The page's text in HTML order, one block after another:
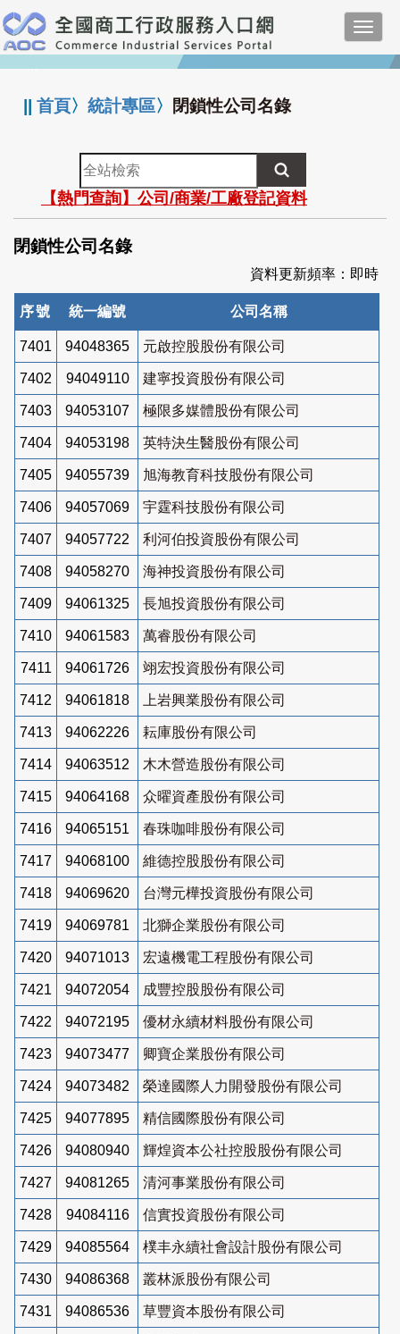
跳
到
主
要
:::
||首頁〉統計專區〉 閉鎖性公司名錄
全
站
檢
索
【熱門查詢】公司/商業/工廠登記資料
閉鎖性公司名錄
資料更新頻率：即時
序號 統一編號 公司名稱
7401 94048365 元啟控股股份有限公司
7402 94049110 建寧投資股份有限公司
7403 94053107 極限多媒體股份有限公司
7404 94053198 英特決生醫股份有限公司
7405 94055739 旭海教育科技股份有限公司
7406 94057069 宇霆科技股份有限公司
7407 94057722 利河伯投資股份有限公司
7408 94058270 海神投資股份有限公司
7409 94061325 長旭投資股份有限公司
7410 94061583 萬睿股份有限公司
7411 94061726 翊宏投資股份有限公司
7412 94061818 上岩興業股份有限公司
7413 94062226 耘庫股份有限公司
7414 94063512 木木營造股份有限公司
7415 94064168 众曜資產股份有限公司
7416 94065151 春珠咖啡股份有限公司
7417 94068100 維德控股股份有限公司
7418 94069620 台灣元樺投資股份有限公司
7419 94069781 北獅企業股份有限公司
7420 94071013 宏遠機電工程股份有限公司
7421 94072054 成豐控股股份有限公司
7422 94072195 優材永續材料股份有限公司
7423 94073477 卿寶企業股份有限公司
7424 94073482 榮達國際人力開發股份有限公司
7425 94077895 精信國際股份有限公司
7426 94080940 輝煌資本公社控股股份有限公司
7427 94081265 清河事業股份有限公司
7428 94084116 信實投資股份有限公司
7429 94085564 樸丰永續社會設計股份有限公司
7430 94086368 叢林派股份有限公司
7431 94086536 草豐資本股份有限公司